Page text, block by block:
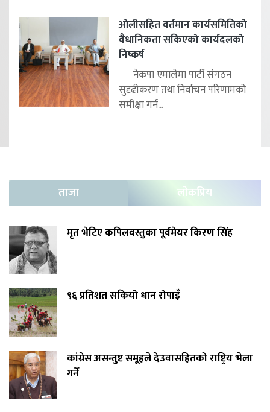
ओलीसहित वर्तमान कार्यसमितिको
वैधानिकता सकिएको कार्यदलको
निष्कर्ष
नेकपा एमालेमा पार्टी संगठन
सुदृढीकरण तथा निर्वाचन परिणामको
समीक्षा गर्न...
ताजा लोकप्रिय
मृत भेटिए कपिलवस्तुका पूर्वमेयर किरण सिंह
९६ प्रतिशत सकियो धान रोपाइँ
कांग्रेस असन्तुष्ट समूहले देउवासहितको राष्ट्रिय भेला
गर्ने